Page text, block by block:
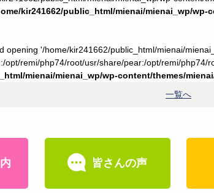
kir241662/public_html/mienai/mienai_wp/
opening '/home/kir241662/public_html/mienai/
opt/remi/php74/root/usr/share/pear:/opt/remi/
mienai/mienai_wp/wp-content/themes/
一覧へ
皆さんの声